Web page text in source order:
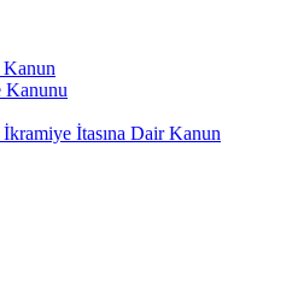
Kanun
Kanunu
İtasına Dair Kanun